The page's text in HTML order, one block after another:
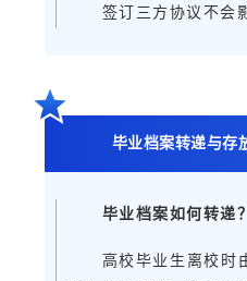
签订三方协议不会
毕业档案转递与存
毕业档案如何转递？
高校毕业生离校时